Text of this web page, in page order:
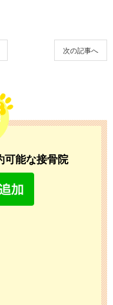
次の記事へ
可能な接骨院